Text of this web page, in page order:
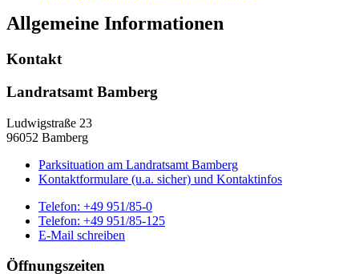
Allgemeine Informationen
Kontakt
Landratsamt Bamberg
Ludwigstraße 23
96052 Bamberg
Parksituation am Landratsamt Bamberg
Kontaktformulare (u.a. sicher) und Kontaktinfos
Telefon: +49 951/85-0
Telefon: +49 951/85-125
E-Mail schreiben
Öffnungszeiten